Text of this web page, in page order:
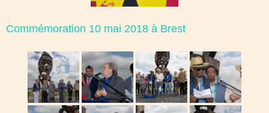
Commémoration 10 mai 2018 à Brest